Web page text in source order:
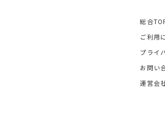
総合
ご利用
プライ
お問い
運営会